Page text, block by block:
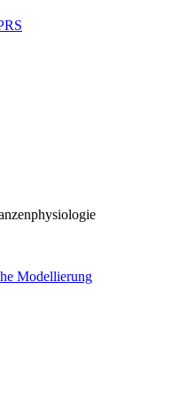
Modellierung